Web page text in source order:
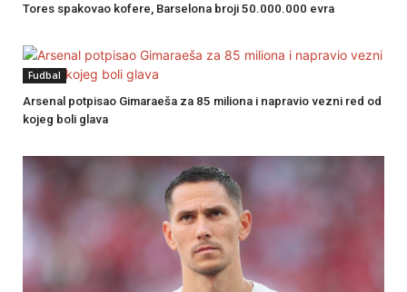
Tores spakovao kofere, Barselona broji 50.000.000 evra
Fudbal
Arsenal potpisao Gimaraeša za 85 miliona i napravio vezni red od
kojeg boli glava